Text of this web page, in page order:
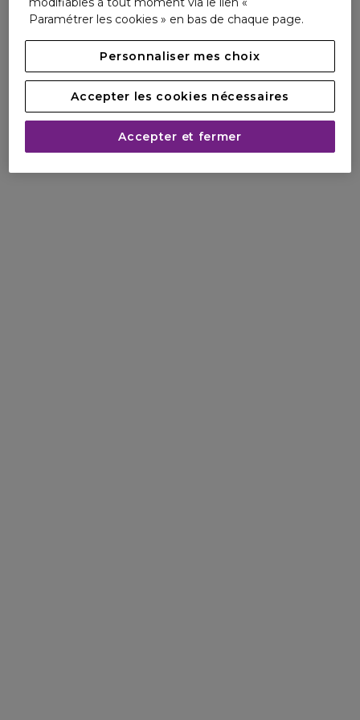
Emballage non recyclable
Formule biodégradable**
89% d'ingrédients d'origine naturelle*****
**Selon le test OCDE 301B
*****Hors gaz
Fabriqué dans une usine certifiée pour l'environnement***
Plante issue de l'agriculture biologique
Paramétrer les cookies » en bas de chaque page.
Personnaliser mes choix
Accepter les cookies nécessaires
Accepter et fermer